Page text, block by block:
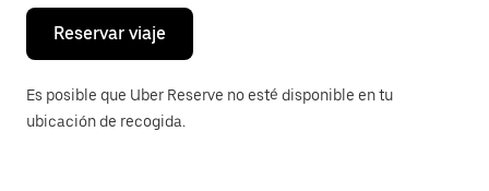
cerrar
calendario.
Reservar viaje
Es posible que Uber Reserve no esté disponible en tu
ubicación de recogida.